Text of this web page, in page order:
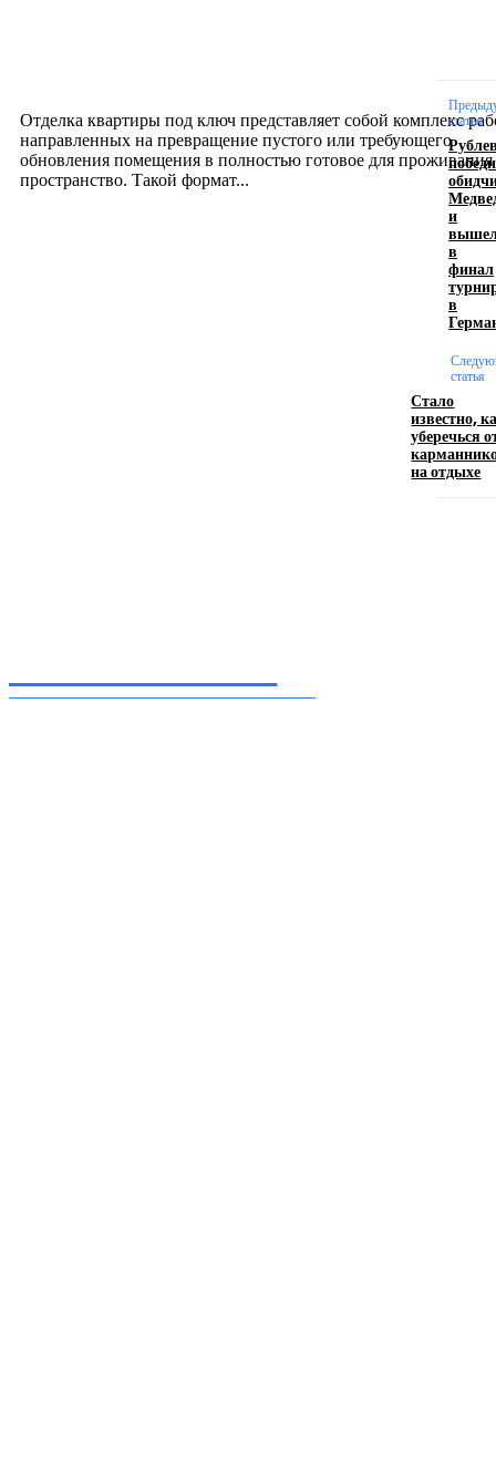
Отделка квартиры под ключ представляет собой комплекс
направленных на превращение пустого или требующего
обновления помещения в полностью готовое для проживания
пространство. Такой формат...
логотипом: эффективный инструмент бренда
Девушка в бокале: легендарный номер бурлеска
статья
и
в
финал
в
статья
Стало
известно,
уберечься
на отдыхе